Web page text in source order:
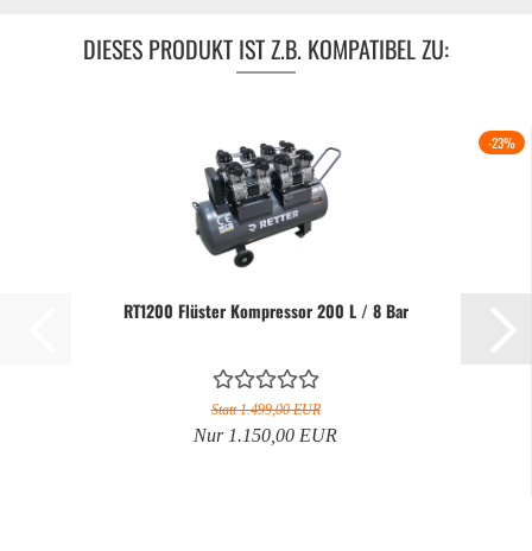
DIESES PRODUKT IST Z.B. KOMPATIBEL ZU:
-23%
RT1200 Flüster Kompressor 200 L / 8 Bar
Statt 1.499,00 EUR
Nur 1.150,00 EUR